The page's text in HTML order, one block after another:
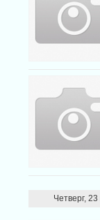
Четверг,